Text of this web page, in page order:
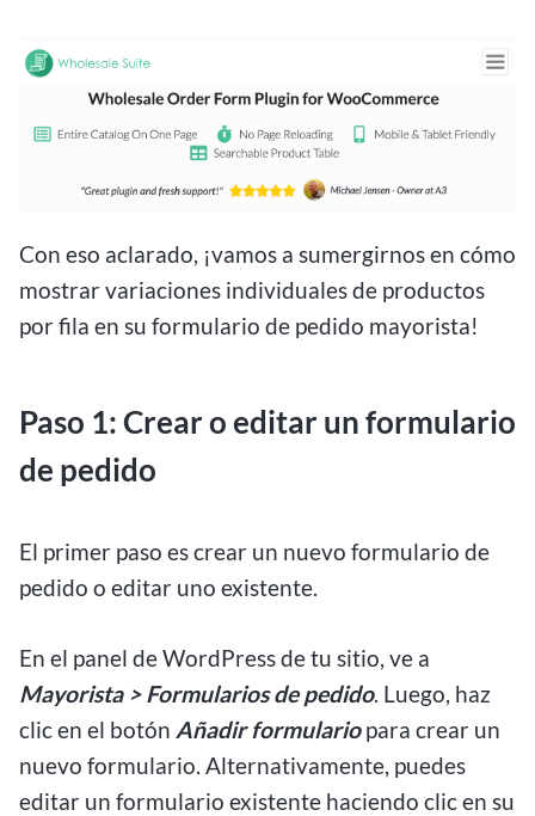
Con eso aclarado, ¡vamos a sumergirnos en cómo
mostrar variaciones individuales de productos
por fila en su formulario de pedido mayorista!
Paso 1: Crear o editar un formulario
de pedido
El primer paso es crear un nuevo formulario de
pedido o editar uno existente.
En el panel de WordPress de tu sitio, ve a
Mayorista > Formularios de pedido. Luego, haz
clic en el botón Añadir formulariopara crear un
nuevo formulario. Alternativamente, puedes
editar un formulario existente haciendo clic en su